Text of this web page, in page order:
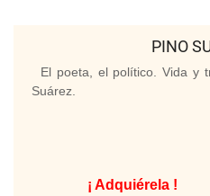
PINO
El poeta, el político. Vida y
Suárez.
¡ Adquiérela !